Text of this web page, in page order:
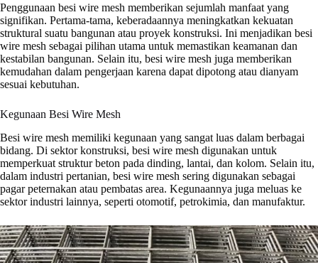
Penggunaan besi wire mesh memberikan sejumlah manfaat yang
signifikan. Pertama-tama, keberadaannya meningkatkan kekuatan
struktural suatu bangunan atau proyek konstruksi. Ini menjadikan besi
wire mesh sebagai pilihan utama untuk memastikan keamanan dan
kestabilan bangunan. Selain itu, besi wire mesh juga memberikan
kemudahan dalam pengerjaan karena dapat dipotong atau dianyam
sesuai kebutuhan.
Kegunaan Besi Wire Mesh
Besi wire mesh memiliki kegunaan yang sangat luas dalam berbagai
bidang. Di sektor konstruksi, besi wire mesh digunakan untuk
memperkuat struktur beton pada dinding, lantai, dan kolom. Selain itu,
dalam industri pertanian, besi wire mesh sering digunakan sebagai
pagar peternakan atau pembatas area. Kegunaannya juga meluas ke
sektor industri lainnya, seperti otomotif, petrokimia, dan manufaktur.